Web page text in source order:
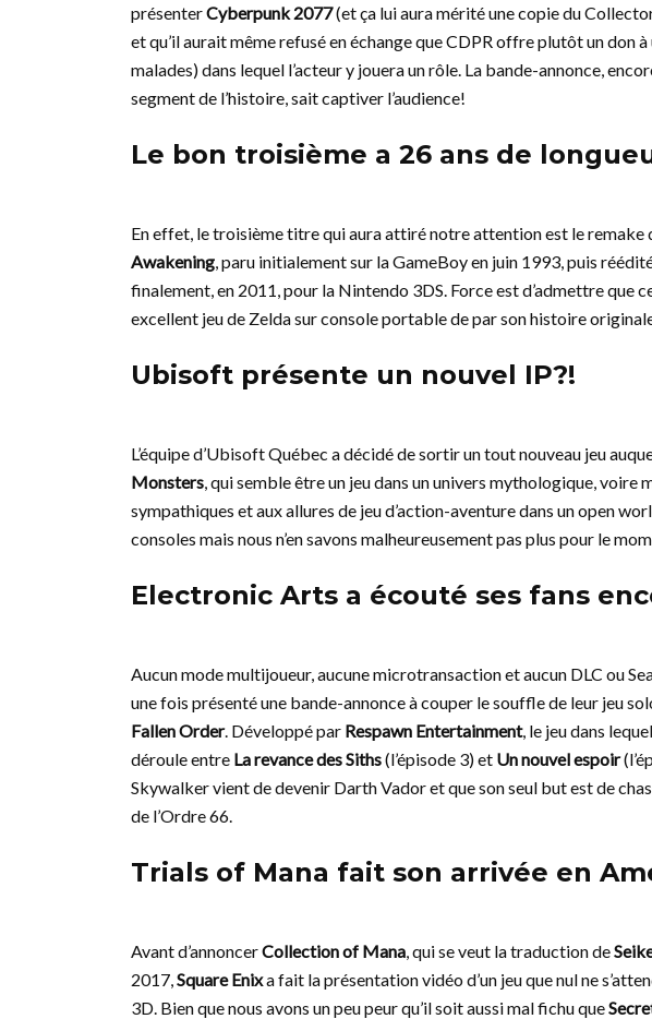
présenterCyberpunk 2077(et ça lui aura mérité une copie du
et qu’il aurait même refusé en échange que CDPR offre plutôt un don
malades) dans lequel l’acteur y jouera un rôle. La bande-annonce,
segment de l’histoire, sait captiver l’audience!
Le bon troisième a 26 ans de
En effet, le troisième titre qui aura attiré notre attention est le remake
Awakening, paru initialement sur la GameBoy en juin 1993, puis
finalement, en 2011, pour la Nintendo 3DS. Force est d’admettre que
excellent jeu de Zelda sur console portable de par son histoire
Ubisoft présente un nouvel IP?!
L’équipe d’Ubisoft Québec a décidé de sortir un tout nouveau jeu
Monsters, qui semble être un jeu dans un univers mythologique, voire
sympathiques et aux allures de jeu d’action-aventure dans un open
consoles mais nous n’en savons malheureusement pas plus pour le
Electronic Arts a écouté ses fans
Aucun mode multijoueur, aucune microtransaction et aucun DLC ou
une fois présenté une bande-annonce à couper le souffle de leur jeu
Fallen Order. Développé par Respawn Entertainment, le jeu dans
déroule entre La revance des Siths(l’épisode 3) et Un nouvel espoir
Skywalker vient de devenir Darth Vador et que son seul but est de
de l’Ordre 66.
Trials of Mana fait son arrivée en
Avant d’annoncerCollection of Mana, qui se veut la traduction de
2017,Square Enixa fait la présentation vidéo d’un jeu que nul ne
3D. Bien que nous avons un peu peur qu’il soit aussi mal fichu que